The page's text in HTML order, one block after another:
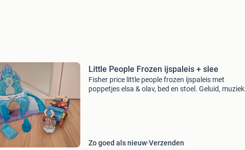
Little People Frozen ijspaleis + slee
Fisher price little people frozen ijspaleis met
poppetjes elsa & olav, bed en stoel. Geluid, muziek
Zo goed als nieuw Verzenden